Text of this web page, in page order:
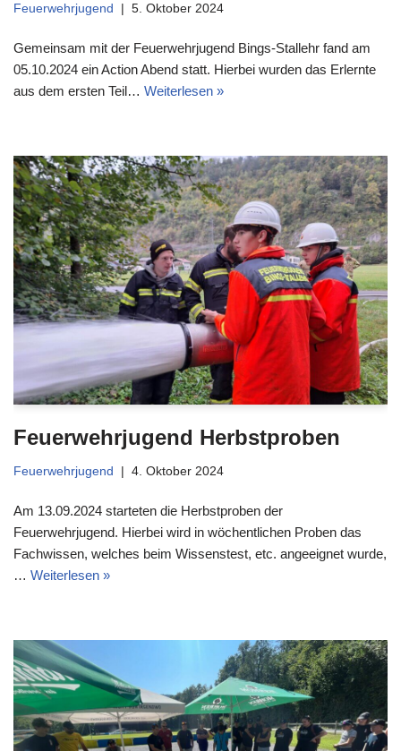
Feuerwehrjugend 5. Oktober 2024
Gemeinsam mit der Feuerwehrjugend Bings-Stallehr fand am
05.10.2024 ein Action Abend statt. Hierbei wurden das Erlernte
aus dem ersten Teil… Weiterlesen »
Feuerwehrjugend Herbstproben
Feuerwehrjugend 4. Oktober 2024
Am 13.09.2024 starteten die Herbstproben der
Feuerwehrjugend. Hierbei wird in wöchentlichen Proben das
Fachwissen, welches beim Wissenstest, etc. angeeignet wurde,
… Weiterlesen »